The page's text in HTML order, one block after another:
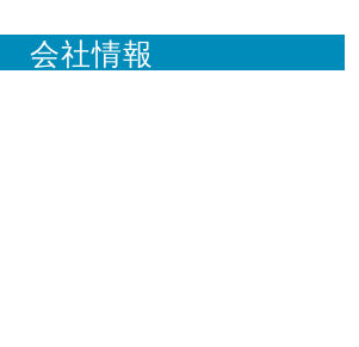
会社情報